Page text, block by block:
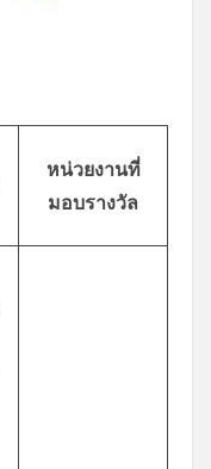
หน่วยงานที่
มอบรางวัล